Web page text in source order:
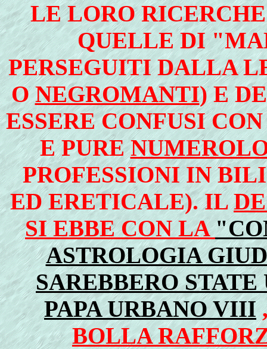
LE LORO
QUELLE DI
PERSEGUITI DALLA
ONEGROMANTI) E
ESSERE CONFUSI CON
E PURE
PROFESSIONI IN
ED ERETICALE). IL
SI EBBE CON LA
ASTROLOGIA
SAREBBERO
PAPA URBANO VIII
BOLLA